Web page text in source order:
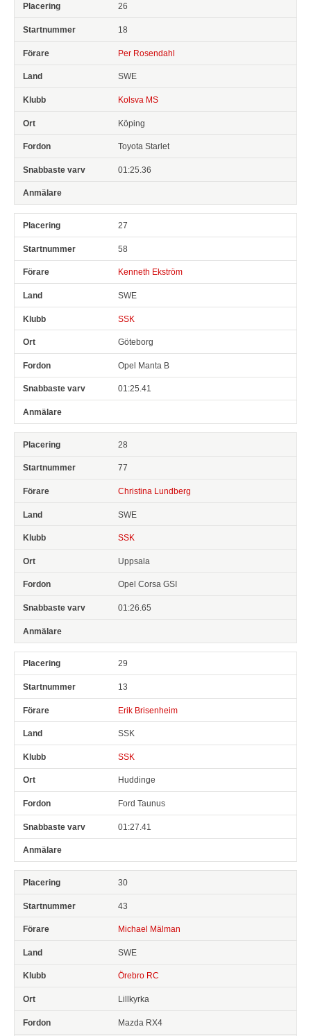
26
18
Per Rosendahl
SWE
Kolsva MS
Köping
Toyota Starlet
01:25.36
27
58
Kenneth Ekström
SWE
SSK
Göteborg
Opel Manta B
01:25.41
28
77
Christina Lundberg
SWE
SSK
Uppsala
Opel Corsa GSI
01:26.65
29
13
Erik Brisenheim
SSK
SSK
Huddinge
Ford Taunus
01:27.41
30
43
Michael Mälman
SWE
Örebro RC
Lillkyrka
Mazda RX4